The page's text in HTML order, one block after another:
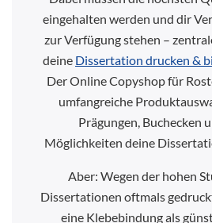
eingehalten werden und dir
zur Verfügung stehen –
deine Dissertation drucken &
Der Online Copyshop für
umfangreiche
Prägungen, Buchecken
Möglichkeiten deine
Aber: Wegen der hohen
Dissertationen oftmals
eine Klebebindung als